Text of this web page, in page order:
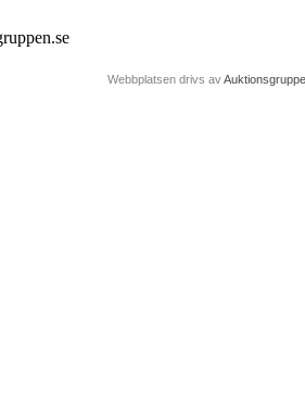
Webbplatsen drivs av